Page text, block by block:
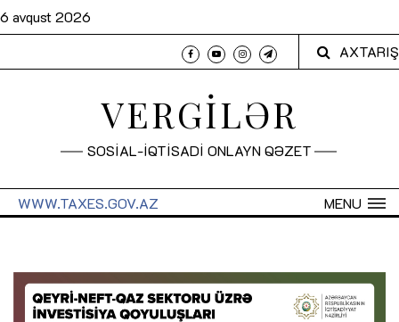
6 avqust 2026
AXTARIŞ
VERGİLƏR
SOSİAL-İQTİSADİ ONLAYN QƏZET
MENU
WWW.TAXES.GOV.AZ